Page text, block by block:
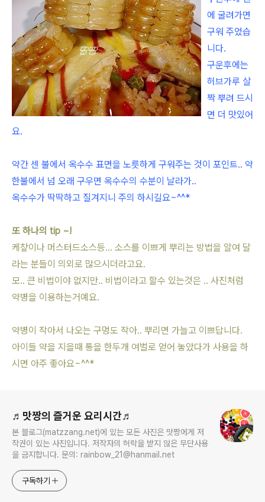
에 굴려가면
구워 주었습
니다.
구운후에는
허브가루 살
짝 뿌려 드시
면 더 맛있어
요.
약간 센 불에서 옥수수 표면을 노릇하게 구워주는 것이 포인트.. 약
한불에서 넘 오래 구우면 옥수수의 수분이 날라가..
옥수수가 딱딱하고 질겨지니 주의 하시길요~^^*
또 하나의 tip ~!
케챂이나 머스터드소스등... 소스를 이쁘게 뿌리는 방법을 알여 달
라는 분들이 의외로 많으시더라고요.
모.. 큰 비법이야 없지만.. 비법이라고 할수 있는것은 .. 사진처럼
약병을 이용하는거예요.
약병이 작아서 나오는 구멍도 작아.. 뿌리면 가늘고 이쁘답니다.
아이들 약을 지을때 통을 한두개 여벌로 얻어 놓았다가 사용을 하
시면 아주 좋아요~^^*
♬맛짱의 즐거운 요리시간♬
본 블로그(matzzang.net)에 있는 모든 사진은 맛짱에게 저
작권이 있는 사진입니다. 저작자의 허락을 받지 않은 무단사용
을 금지합니다. 문의: rainbow_21@hanmail.net
구독하기